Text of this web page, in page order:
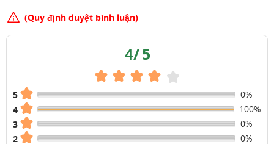
(Quy định duyệt bình luận)
4/5
5
0%
4
100%
3
0%
2
0%